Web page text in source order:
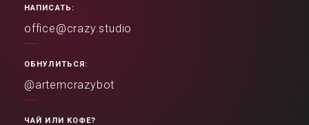
НАПИСАТЬ:
office@crazy.studio
ОБНУЛИТЬСЯ:
@artemcrazybot
ЧАЙ ИЛИ КОФЕ?